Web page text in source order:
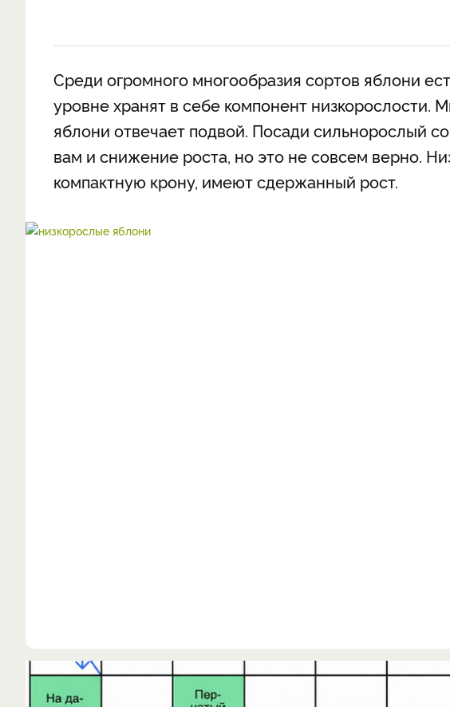
Среди огромного многообразия сортов яблони
уровне хранят в себе компонент низкорослости.
яблони отвечает подвой. Посади сильнорослый
вам и снижение роста, но это не совсем верно.
компактную крону, имеют сдержанный рост.